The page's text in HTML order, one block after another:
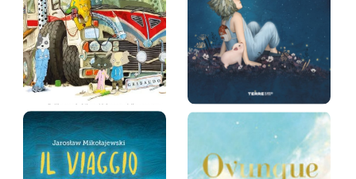
Il fantastico
viaggio de…
Jacob Martin Strid
Il mondo ti
Kobi Yamada, Gabriella